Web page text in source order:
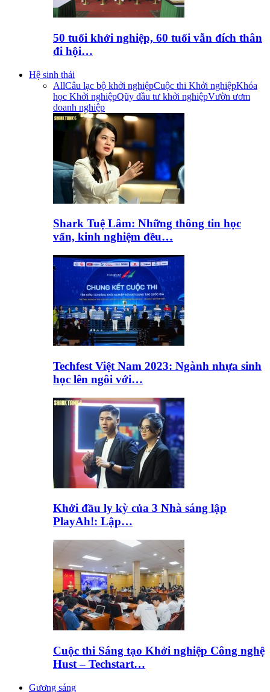
50 tuổi khởi nghiệp, 60 tuổi vẫn đích thân
đi hội…
Hệ sinh thái
AllCâu lạc bộ khởi nghiệpCuộc thi Khởi nghiệpKhóa
học Khởi nghiệpQũy đầu tư khởi nghiệpVườn ươm
doanh nghiệp
Shark Tuệ Lâm: Những thông tin học
vấn, kinh nghiệm đều…
Techfest Việt Nam 2023: Ngành nhựa sinh
học lên ngôi với…
Khởi đầu ly kỳ của 3 Nhà sáng lập
PlayAh!: Lập…
Cuộc thi Sáng tạo Khởi nghiệp Công nghệ
Hust – Techstart…
Gương sáng